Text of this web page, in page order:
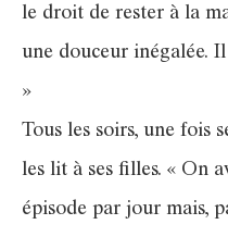
le droit de rester à la
une douceur inégalée. Il
»
Tous les soirs, une fois
les lit à ses filles. « On
épisode par jour mais,